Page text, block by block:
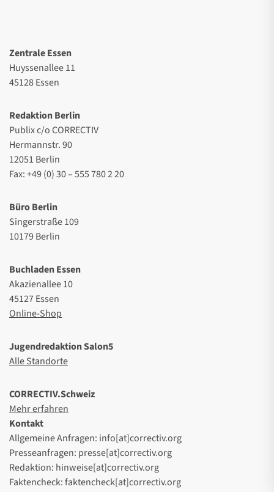
Zentrale Essen
Huyssenallee 11
45128 Essen
Redaktion Berlin
Publix c/o CORRECTIV
Hermannstr. 90
12051 Berlin
Fax: +49 (0) 30 – 555 780 2 20
Büro Berlin
Singerstraße 109
10179 Berlin
Buchladen Essen
Akazienallee 10
45127 Essen
Online-Shop
Jugendredaktion Salon5
Alle Standorte
CORRECTIV.Schweiz
Mehr erfahren
Kontakt
Allgemeine Anfragen: info[at]correctiv.org
Presseanfragen: presse[at]correctiv.org
Redaktion: hinweise[at]correctiv.org
Faktencheck: faktencheck[at]correctiv.org